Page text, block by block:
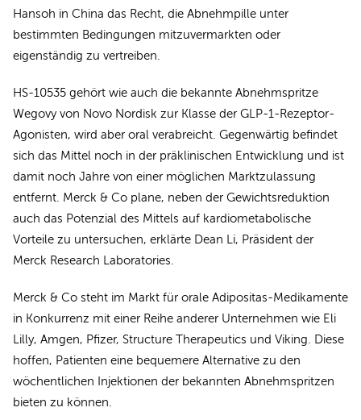
Hansoh in China das Recht, die Abnehmpille unter
bestimmten Bedingungen mitzuvermarkten oder
eigenständig zu vertreiben.
HS-10535 gehört wie auch die bekannte Abnehmspritze
Wegovy von Novo Nordisk zur Klasse der GLP-1-Rezeptor-
Agonisten, wird aber oral verabreicht. Gegenwärtig befindet
sich das Mittel noch in der präklinischen Entwicklung und ist
damit noch Jahre von einer möglichen Marktzulassung
entfernt. Merck & Co plane, neben der Gewichtsreduktion
auch das Potenzial des Mittels auf kardiometabolische
Vorteile zu untersuchen, erklärte Dean Li, Präsident der
Merck Research Laboratories.
Merck & Co steht im Markt für orale Adipositas-Medikamente
in Konkurrenz mit einer Reihe anderer Unternehmen wie Eli
Lilly, Amgen, Pfizer, Structure Therapeutics und Viking. Diese
hoffen, Patienten eine bequemere Alternative zu den
wöchentlichen Injektionen der bekannten Abnehmspritzen
bieten zu können.